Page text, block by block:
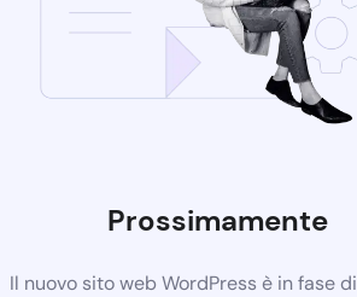
Prossimamente
Il nuovo sito web WordPress è in fase di